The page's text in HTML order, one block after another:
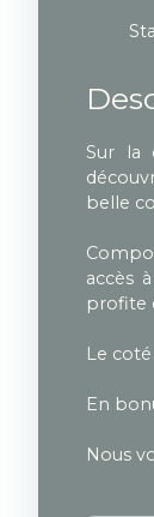
Sur la
belle
accès
profite
Le
En
Nous